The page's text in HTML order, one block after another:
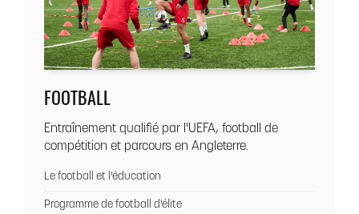
FOOTBALL
Entraînement qualifié par l'UEFA, football de
compétition et parcours en Angleterre.
Le football et l'éducation
Programme de football d'élite